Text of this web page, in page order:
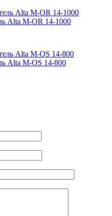
Alta M-OR 14-1000
Alta M-OS 14-800